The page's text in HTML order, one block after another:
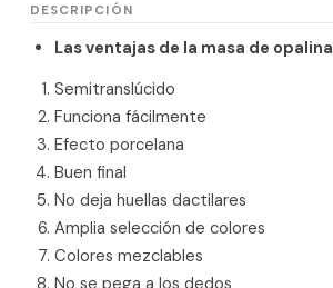
DESCRIPCIÓN
Las ventajas de la masa de opalina
Semitranslúcido
Funciona fácilmente
Efecto porcelana
Buen final
No deja huellas dactilares
Amplia selección de colores
Colores mezclables
No se pega a los dedos